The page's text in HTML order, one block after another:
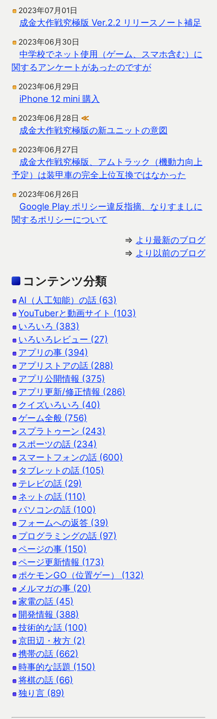
2023年07月01日
成金大作戦究極版 Ver.2.2 リリースノート補足
2023年06月30日
中学校でネット使用（ゲーム、スマホ含む）に
関するアンケートがあったのですが
2023年06月29日
iPhone 12 mini 購入
2023年06月28日 ≪
成金大作戦究極版の新ユニットの意図
2023年06月27日
成金大作戦究極版、アムトラック（機動力向上
予定）は装甲車の完全上位互換ではなかった
2023年06月26日
Google Play ポリシー違反指摘、なりすましに
関するポリシーについて
⇒ より最新のブログ
⇒ より以前のブログ
コンテンツ分類
AI（人工知能）の話 (63)
YouTuberと動画サイト (103)
いろいろ (383)
いろいろレビュー (27)
アプリの事 (394)
アプリストアの話 (288)
アプリ公開情報 (375)
アプリ更新/修正情報 (286)
クイズいろいろ (40)
ゲーム全般 (756)
スプラトゥーン (243)
スポーツの話 (234)
スマートフォンの話 (600)
タブレットの話 (105)
テレビの話 (29)
ネットの話 (110)
パソコンの話 (100)
フォームへの返答 (39)
プログラミングの話 (97)
ページの事 (150)
ページ更新情報 (173)
ポケモンGO（位置ゲー） (132)
メルマガの事 (20)
家電の話 (45)
開発情報 (388)
技術的な話 (100)
京田辺・枚方 (2)
携帯の話 (662)
時事的な話題 (150)
将棋の話 (66)
独り言 (89)